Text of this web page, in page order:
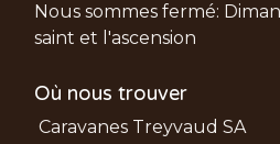
Nous sommes fermé:
saint et l'ascension
Où nous trouver
Caravanes Treyvaud SA